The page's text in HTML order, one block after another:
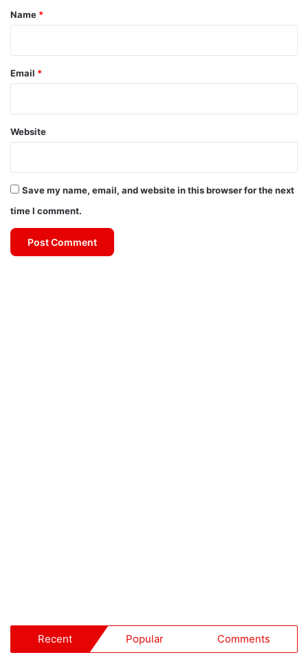
*
Name *
Email *
Website
Save my name, email, and website in this browser for the next
time I comment.
Recent Popular Comments